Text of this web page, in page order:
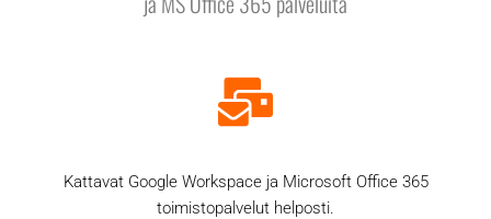
Kattavat Google Workspace ja Microsoft Office 365
toimistopalvelut helposti.